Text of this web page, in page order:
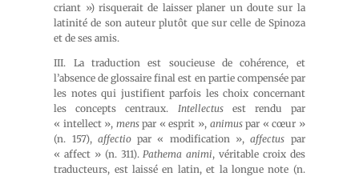
criant ») risquerait de laisser planer un doute sur la
latinité de son auteur plutôt que sur celle de Spinoza
et de ses amis.
III. La traduction est soucieuse de cohérence, et
l’absence de glossaire final est en partie compensée par
les notes qui justifient parfois les choix concernant
les concepts centraux. Intellectusest rendu par
« intellect », menspar « esprit », animuspar « cœur »
(n. 157), affectiopar « modification »,affectus par
« affect » (n. 311).Pathema animi, véritable croix des
traducteurs, est laissé en latin, et la longue note (n.